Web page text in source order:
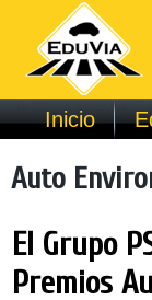
Inicio
Auto
El Grupo
Premios